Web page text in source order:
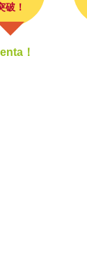
破！
！